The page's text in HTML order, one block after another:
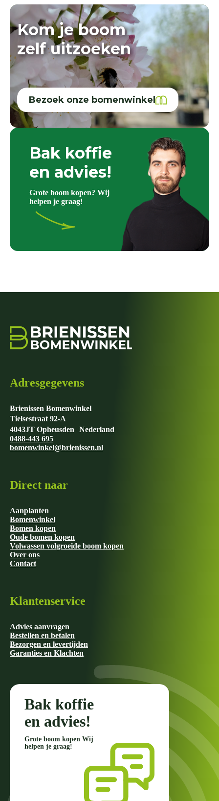
Kom je boom
zelf uitzoeken
Bezoek onze bomenwinkel
Bak koffie
en advies!
Grote boom kopen? Wij
helpen je graag!
Adresgegevens
Brienissen Bomenwinkel
Tielsestraat 92-A
4043JT Opheusden Nederland
0488-443 695
bomenwinkel@brienissen.nl
Direct naar
Aanplanten
Bomenwinkel
Bomen kopen
Oude bomen kopen
Volwassen volgroeide boom kopen
Over ons
Contact
Klantenservice
Advies aanvragen
Bestellen en betalen
Bezorgen en levertijden
Garanties en Klachten
Bak koffie
en advies!
Grote boom kopen Wij
helpen je graag!